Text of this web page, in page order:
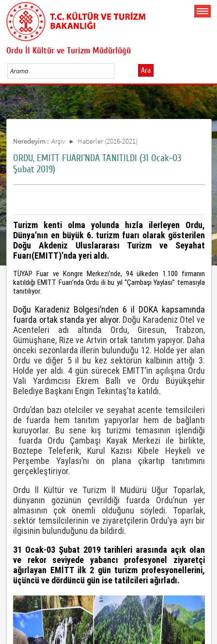
Ordu İl Kültür ve Turizm Müdürlüğü
Ara
Neredeyim : Arşiv Haberler (2016-2021)
ORDU, EMITT FUARI’NDA TANITILDI (31 Ocak-03
Şubat 2019)
Turizm kenti olma yolunda hızla ilerleyen Ordu,
Dünya’nın en büyük 6. turizm fuarı olarak gösterilen
Doğu Akdeniz Uluslararası Turizm ve Seyahat
Fuarı(EMITT)’nda yeri aldı.
TÜYAP Fuar ve Kongre Merkezi’nde, 94 ülkeden 1.100 firmanın
katıldığı EMITT Fuarı’nda Ordu ili bu yıl “Çambaşı Yaylası” temasıyla
tanıtılıyor.
Doğu Karadeniz Bölgesi’nden 6 il DOKA kapsamında
fuarda ortak standa yer alıyor. Doğu Karadeniz Otel ve
Acenteleri adı altında Ordu, Giresun, Trabzon,
Gümüşhane, Rize ve Artvin ortak tanıtım yapıyor. Daha
önceki sezonlarda illerin bulunduğu 12. Holde yer alan
Ordu ve diğer 5 il bu kez sektörün kalbinin attığı 3.
Holde yer aldı. 4 gün sürecek EMITT’in açılışına Ordu
Vali Yardımcısı Ekrem Ballı ve Ordu Büyükşehir
Belediye Başkanı Engin Tekintaş’ta katıldı.
Ordu’dan bazı otelciler ve seyahat acente temsilcileri
de fuarda hem tanıtım yapıyorlar hem de bağlantı
kuruyorlar. Bu sene kış turizmi temasının işlendiği
fuarda Ordu Çambaşı Kayak Merkezi ile birlikte,
Boztepe Teleferik, Kurul Kazısı Kibele Heykeli ve
Perşembe Yaylası’nı ön plana çıkartıp tanıtımını
gerçekleştiriyor.
Ordu İl Kültür ve Turizm İl Müdürü Uğur Toparlak,
dünyanın gözünün çevrildiği fuarda Ordu’nun yer
almasının çok önemli olduğunu söyledi. Toparlak,
sektör temsilcilerinin ve ziyaretçilerin Ordu’ya ayrı bir
ilgisinin bulunduğunu da bildirdi.
31 Ocak-03 Şubat 2019 tarihleri arasında açık olan
ve rekor seviyede yabancı profesyonel ziyaretçi
ağırlayan EMİTT ilk 2 gün turizm profesyonellerini,
üçüncü ve dördüncü gün ise tatilcileri ağırladı.